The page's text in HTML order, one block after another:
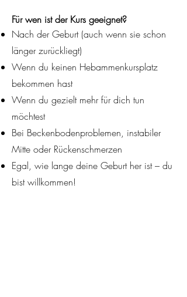
Für wen ist der Kurs geeignet?
Nach der Geburt (auch wenn sie schon
länger zurückliegt)
Wenn du keinen Hebammenkursplatz
bekommen hast
Wenn du gezielt mehr für dich tun
möchtest
Bei Beckenbodenproblemen, instabiler
Mitte oder Rückenschmerzen
Egal, wie lange deine Geburt her ist – du
bist willkommen!